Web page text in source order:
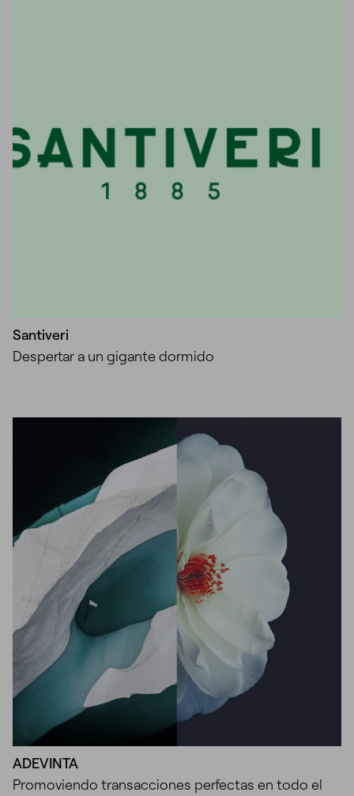
Santiveri
Despertar a un gigante dormido
ADEVINTA
Promoviendo transacciones perfectas en todo el